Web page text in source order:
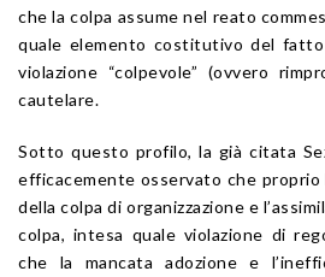
che la colpa assume nel reato
quale elemento costitutivo del
violazione “colpevole” (ovvero
cautelare.
Sotto questo profilo, la già citata
efficacemente osservato che proprio
della colpa di organizzazione e
colpa, intesa quale violazione di
che la mancata adozione e